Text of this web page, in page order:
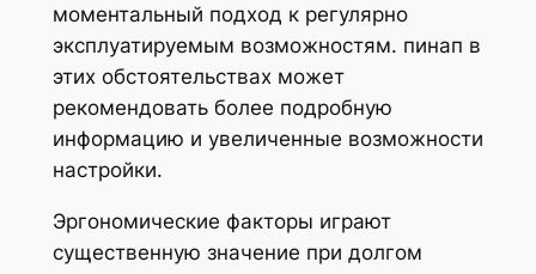
моментальный подход к регулярно
эксплуатируемым возможностям. пинап в
этих обстоятельствах может
рекомендовать более подробную
информацию и увеличенные возможности
настройки.
Эргономические факторы играют
существенную значение при долгом